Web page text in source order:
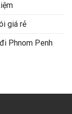
giá rẻ
Phnom Penh